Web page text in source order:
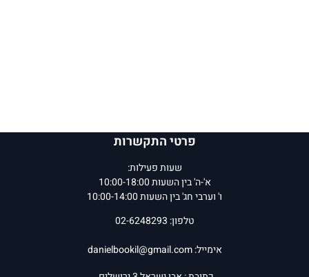
פרטי התקשרות
שעות פעילות:
א'-ה' בין השעות 10:00-18:00
ו' וערבי חג' בין השעות 10:00-14:00
טלפון: 02-6248293
אימייל:danielbookil@gmail.com